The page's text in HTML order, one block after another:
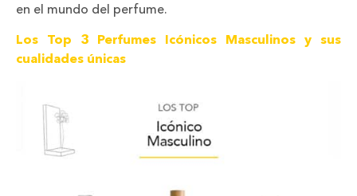
en el mundo del perfume.
Los Top 3 Perfumes Icónicos Masculinos y sus
cualidades únicas